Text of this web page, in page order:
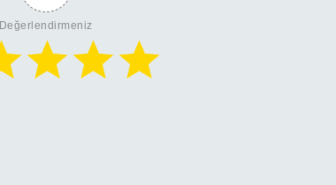
Değerlendirmeniz